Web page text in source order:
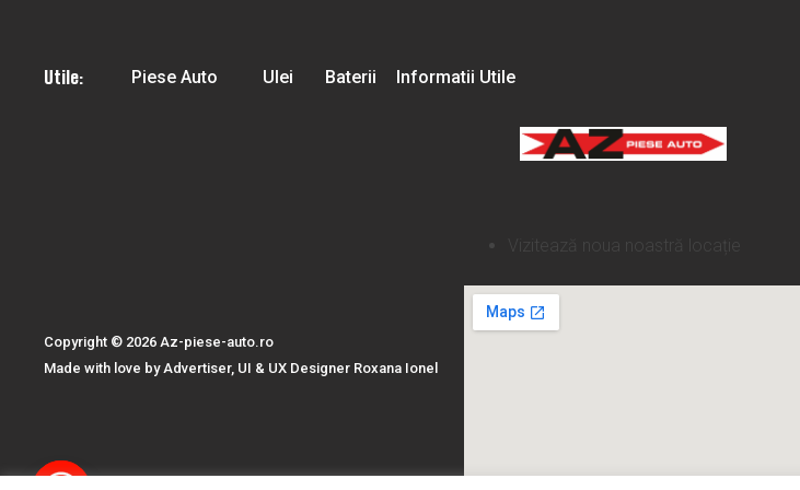
Utile: Piese Auto Ulei Baterii Informatii Utile
Copyright © 2026 Az-piese-auto.ro
Made with love by Advertiser, UI & UX Designer Roxana Ionel
Vizitează noua noastră locație